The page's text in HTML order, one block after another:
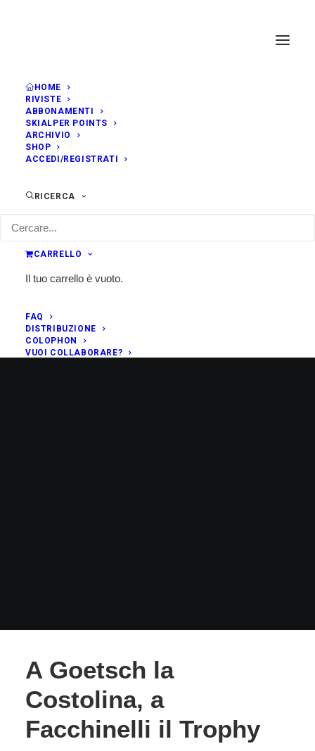
HOME
RIVISTE
ABBONAMENTI
SKIALPER POINTS
ARCHIVIO
SHOP
ACCEDI/REGISTRATI
RICERCA
CARRELLO
Il tuo carrello è vuoto.
FAQ
DISTRIBUZIONE
COLOPHON
VUOI COLLABORARE?
A Goetsch la
Costolina, a
Facchinelli il Trophy